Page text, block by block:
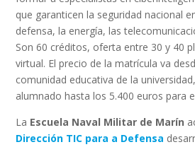
que garanticen la seguridad nacional
defensa, la energía, las
Son 60 créditos, oferta entre 30 y 40
virtual. El precio de la matrícula va
comunidad educativa de la
alumnado hasta los 5.400 euros para
La Escuela Naval Militar de Marín
Dirección TIC para a Defensa